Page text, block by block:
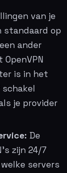
van je
standaard op
ander
is in het
schakel
je provider
De
zijn 24/7
servers